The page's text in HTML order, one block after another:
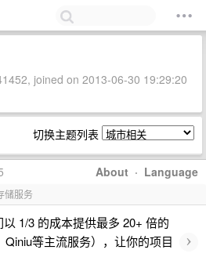
joined on 2013-06-30 19:29:20
切换主题列表
About · Language
储服务
1/3 的成本提供最多 20+ 倍的
等主流服务），让你的项目
›